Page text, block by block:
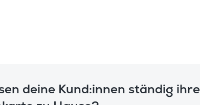
deine Kund:innen ständig ihre